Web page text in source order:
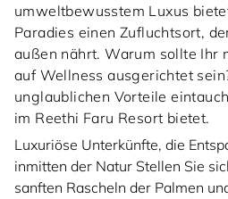
umweltbewusstem Luxus
Paradies einen Zufluchtsort,
außen nährt. Warum sollte Ihr
auf Wellness ausgerichtet
unglaublichen Vorteile
im Reethi Faru Resort bietet.
Luxuriöse Unterkünfte, die
inmitten der Natur Stellen Sie
sanften Rascheln der Palmen